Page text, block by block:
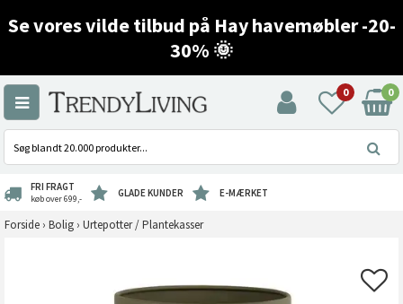
Se vores vilde tilbud på Hay havemøbler -20-
30% 🌞
0 0
FRI FRAGT
køb over 699,- GLADE KUNDER E-MÆRKET
Forside › Bolig › Urtepotter / Plantekasser